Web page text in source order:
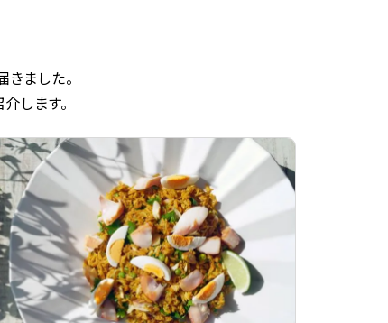
ました。
します。